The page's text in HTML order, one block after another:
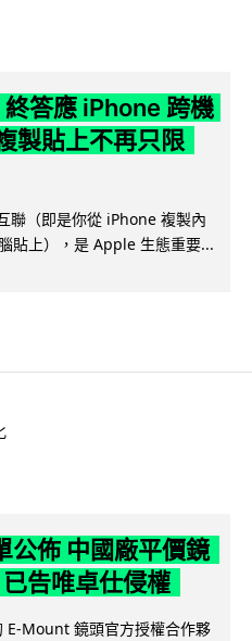
答應 iPhone 跨機
製貼上不再只限
聯（即是你從 iPhone 複製內
貼上），是 Apple 生態重要...
公佈 中國廠平價鏡
告唯卓仕侵權
E-Mount 鏡頭官方授權合作夥